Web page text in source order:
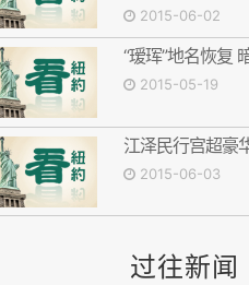
2015-06-02
“瑷珲”地名恢复
2015-05-19
江泽民行宫超豪
2015-06-03
过往新闻